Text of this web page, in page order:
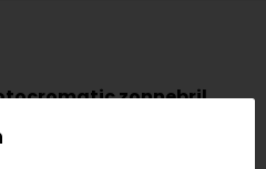
zonnebril